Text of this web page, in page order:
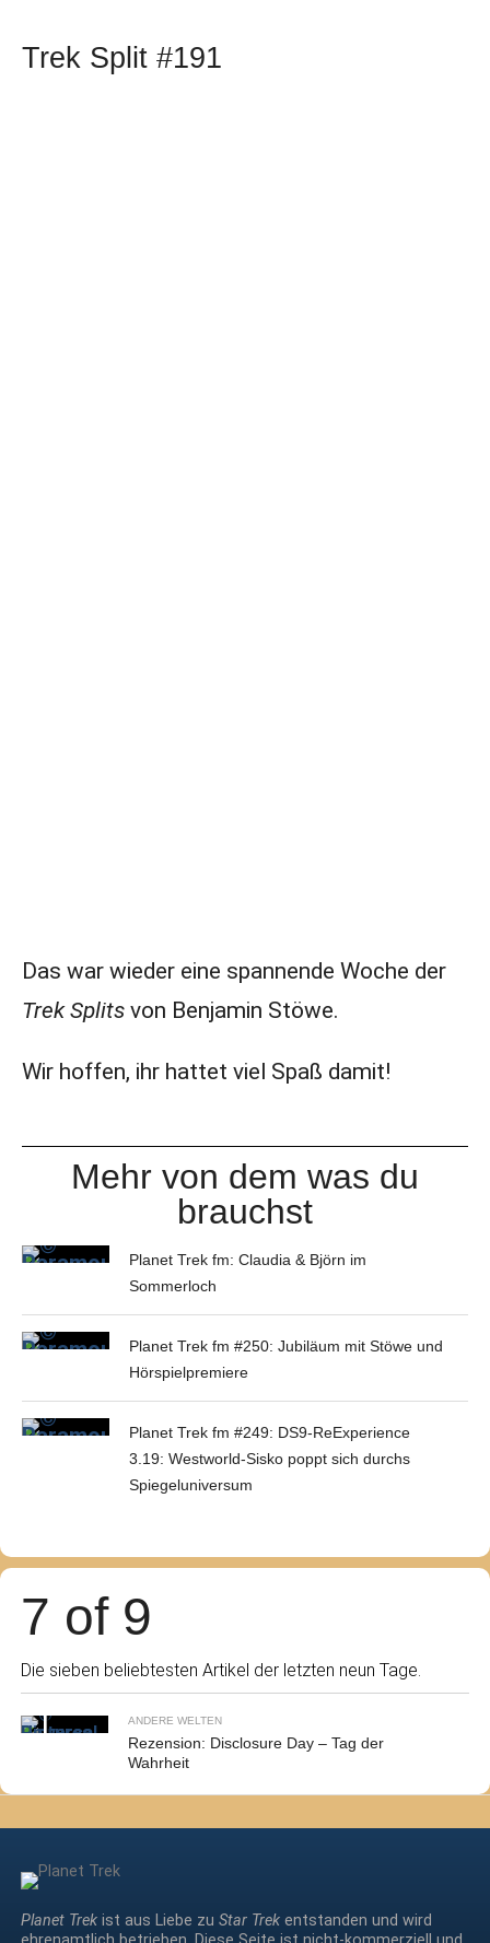
Trek Split #191
Das war wieder eine spannende Woche der
Trek Splitsvon Benjamin Stöwe.
Wir hoffen, ihr hattet viel Spaß damit!
Mehr von dem was du
brauchst
Planet Trek fm: Claudia & Björn im
Sommerloch
Planet Trek fm #250: Jubiläum mit Stöwe und
Hörspielpremiere
Planet Trek fm #249: DS9-ReExperience
3.19: Westworld-Sisko poppt sich durchs
Spiegeluniversum
7 of 9
Die sieben beliebtesten Artikel der letzten neun Tage.
ANDERE WELTEN
Rezension: Disclosure Day – Tag der
Wahrheit
Planet Trekist aus Liebe zu Star Trekentstanden und wird